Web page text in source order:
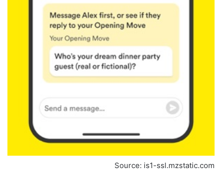
Source: is1-ssl.mzstatic.com